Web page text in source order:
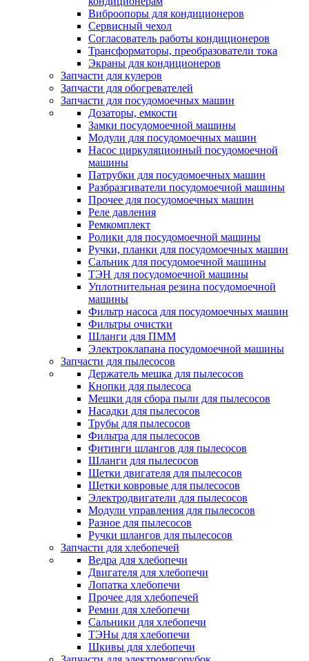
Виброопоры для кондиционеров
Сервисный чехол
Согласователь работы кондиционеров
Трансформаторы, преобразователи тока
Экраны для кондиционеров
Запчасти для кулеров
Запчасти для обогревателей
Запчасти для посудомоечных машин
Дозаторы, емкости
Замки посудомоечной машины
Модули для посудомоечных машин
Насос циркуляционный посудомоечной
машины
Патрубки для посудомоечных машин
Разбразгиватели посудомоечной машины
Прочее для посудомоечных машин
Реле давления
Ремкомплект
Ролики для посудомоечной машины
Ручки, планки для посудомоечных машин
Сальник для посудомоечной машины
ТЭН для посудомоечной машины
Уплотнительная резина посудомоечной
машины
Фильтр насоса для посудомоечных машин
Фильтры очистки
Шланги для ПММ
Электроклапана посудомоечной машины
Запчасти для пылесосов
Держатель мешка для пылесосов
Кнопки для пылесоса
Мешки для сбора пыли для пылесосов
Насадки для пылесосов
Трубы для пылесосов
Фильтра для пылесосов
Фитинги шлангов для пылесосов
Шланги для пылесосов
Щетки двигателя для пылесосов
Щетки ковровые для пылесосов
Электродвигатели для пылесосов
Модули управления для пылесосов
Разное для пылесосов
Ручки шлангов для пылесосов
Запчасти для хлебопечей
Ведра для хлебопечи
Двигателя для хлебопечи
Лопатка хлебопечи
Прочее для хлебопечей
Ремни для хлебопечи
Сальники для хлебопечи
ТЭНы для хлебопечи
Шкивы для хлебопечи